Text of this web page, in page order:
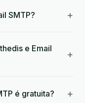
SMTP? +
e Email
+
é gratuita? +